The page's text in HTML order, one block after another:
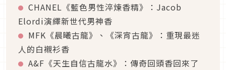
CHANEL《藍色男性淬煉香精》：Jacob
Elordi演繹新世代男神香
MFK《晨曦古龍》、《深宵古龍》：重現最迷
人的白襯衫香
A&F《天生自信古龍水》：傳奇回頭香回來了